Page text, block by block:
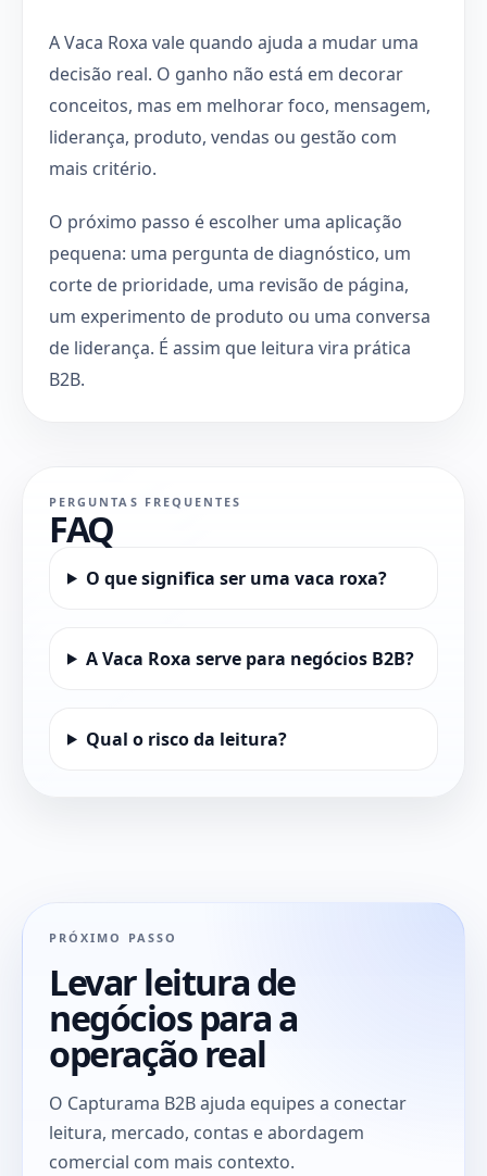
A Vaca Roxa vale quando ajuda a mudar uma
decisão real. O ganho não está em decorar
conceitos, mas em melhorar foco, mensagem,
liderança, produto, vendas ou gestão com
mais critério.
O próximo passo é escolher uma aplicação
pequena: uma pergunta de diagnóstico, um
corte de prioridade, uma revisão de página,
um experimento de produto ou uma conversa
de liderança. É assim que leitura vira prática
B2B.
PERGUNTAS FREQUENTES
FAQ
O que significa ser uma vaca roxa?
A Vaca Roxa serve para negócios B2B?
Qual o risco da leitura?
PRÓXIMO PASSO
Levar leitura de
negócios para a
operação real
O Capturama B2B ajuda equipes a conectar
leitura, mercado, contas e abordagem
comercial com mais contexto.